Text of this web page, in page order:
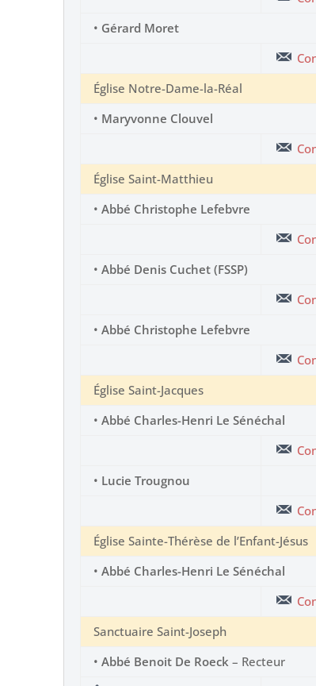
• Gérard Moret
Église Notre-Dame-la-Réal
• Maryvonne Clouvel
Église Saint-Matthieu
• Abbé Christophe Lefebvre
• Abbé Denis Cuchet (FSSP)
• Abbé Christophe Lefebvre
Église Saint-Jacques
• Abbé Charles-Henri Le Sénéchal
• Lucie Trougnou
Église Sainte-Thérèse de l’Enfant-Jésus
• Abbé Charles-Henri Le Sénéchal
Sanctuaire Saint-Joseph
• Abbé Benoit De Roeck – Recteur